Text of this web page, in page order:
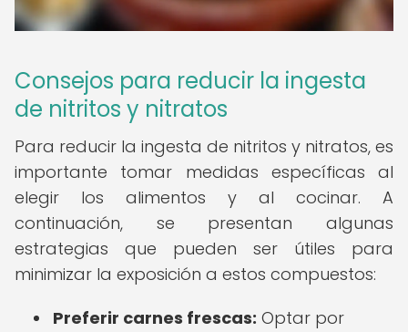
Consejos para reducir la ingesta
de nitritos y nitratos
Para reducir la ingesta de nitritos y nitratos, es
importante tomar medidas específicas al
elegir los alimentos y al cocinar. A
continuación, se presentan algunas
estrategias que pueden ser útiles para
minimizar la exposición a estos compuestos:
Preferir carnes frescas: Optar por